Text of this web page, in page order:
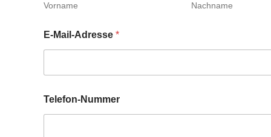
Vorname Nachname
-
M
-
A
d
E-Mail-Adresse *
Telefon-Nummer